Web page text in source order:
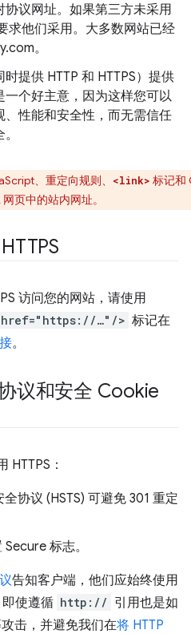
议网址。如果第三方未采用
求他们采用。大多数网站已经
。
提供 HTTP 和 HTTPS）提供
一个好主意，因为这样您可以
、性能和安全性，而无需信任
、重定向规则、 <link> 标记和
页中的站内网址。
访问您的网站，请使用
…"/> 标记在
。
议和安全 Cookie
HTTPS：
协议 (HSTS) 可避免 301 重定
标志。
告知客户端，他们应始终使用
使遵循 http:// 引用也是如
击，并避免我们在将 HTTP